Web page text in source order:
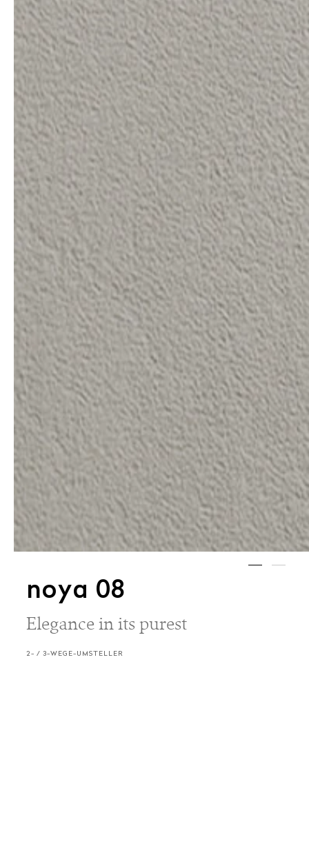
noya 08
Elegance in its purest
2- / 3-WEGE-UMSTELLER